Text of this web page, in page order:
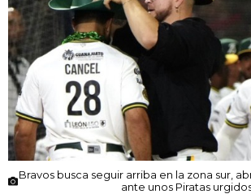
Bravos busca seguir arriba en la zona sur,
ante unos Piratas